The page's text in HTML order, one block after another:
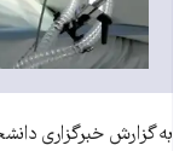
به گزارش خبرگزاری